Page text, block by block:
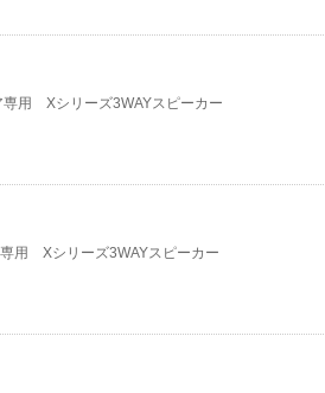
専用 Xシリーズ3WAYスピーカー
用 Xシリーズ3WAYスピーカー